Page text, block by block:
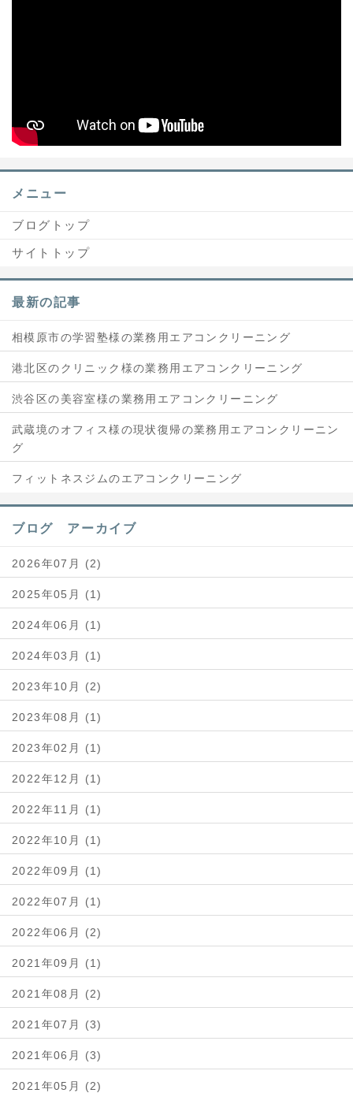
メニュー
ブログトップ
サイトトップ
最新の記事
相模原市の学習塾様の業務用エアコンクリーニング
港北区のクリニック様の業務用エアコンクリーニング
渋谷区の美容室様の業務用エアコンクリーニング
武蔵境のオフィス様の現状復帰の業務用エアコンクリーニン
グ
フィットネスジムのエアコンクリーニング
ブログ アーカイブ
2026年07月 (2)
2025年05月 (1)
2024年06月 (1)
2024年03月 (1)
2023年10月 (2)
2023年08月 (1)
2023年02月 (1)
2022年12月 (1)
2022年11月 (1)
2022年10月 (1)
2022年09月 (1)
2022年07月 (1)
2022年06月 (2)
2021年09月 (1)
2021年08月 (2)
2021年07月 (3)
2021年06月 (3)
2021年05月 (2)